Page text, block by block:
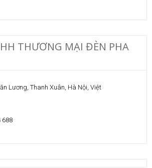
THƯƠNG MẠI ĐÈN PHA
Lương, Thanh Xuân, Hà Nội, Việt
688